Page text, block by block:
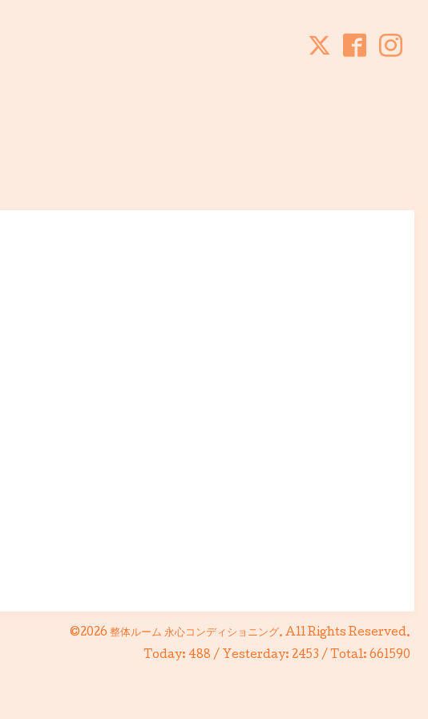
©2026 整体ルーム 永心コンディショニング. All Rights Reserved.
Today: 488 / Yesterday: 2453 / Total: 661590